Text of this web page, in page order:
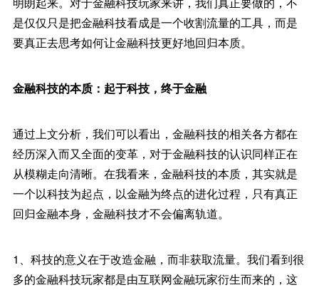
是仅仅只是把金融科技看成是一个收割流量的工具，而是
要真正去思考如何让金融科技更好地回归本质。
金融科技的本质：起于科技，终于金融
通过上文分析，我们可以看出，金融科技的相关各方都在
经历深入而又全面的变革，对于金融科技的认识同样正在
从模糊走向清晰。在我看来，金融科技的本质，其实就是
一个以科技为起点，以金融为终点的进化过程，只有真正
回归金融本身，金融科技才不会偏离轨道。
1、科技的意义在于改造金融，而非获取流量。我们看到很
多的金融科技玩家都是由互联网金融玩家衍生而来的，这